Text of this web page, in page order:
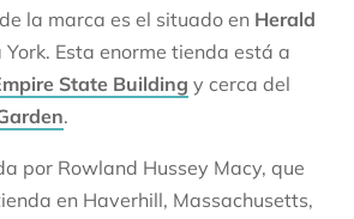
la marca es el situado en Herald
York. Esta enorme tienda está a
State Building y cerca del
.
por Rowland Hussey Macy, que
en Haverhill, Massachusetts,